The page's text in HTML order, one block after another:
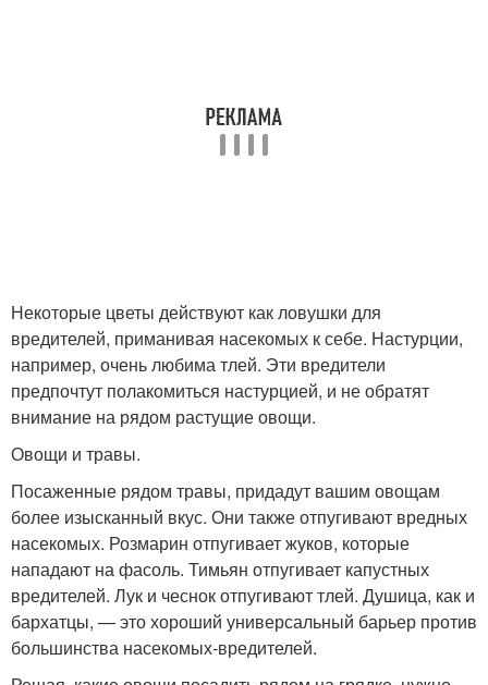
Некоторые цветы действуют как ловушки для
вредителей, приманивая насекомых к себе. Настурции,
например, очень любима тлей. Эти вредители
предпочтут полакомиться настурцией, и не обратят
внимание на рядом растущие овощи.
Овощи и травы.
Посаженные рядом травы, придадут вашим овощам
более изысканный вкус. Они также отпугивают вредных
насекомых. Розмарин отпугивает жуков, которые
нападают на фасоль. Тимьян отпугивает капустных
вредителей. Лук и чеснок отпугивают тлей. Душица, как и
бархатцы, — это хороший универсальный барьер против
большинства насекомых-вредителей.